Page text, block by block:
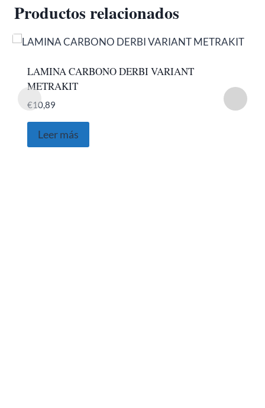
Productos relacionados
LAMINA CARBONO DERBI VARIANT
METRAKIT
€10,89
Leer más